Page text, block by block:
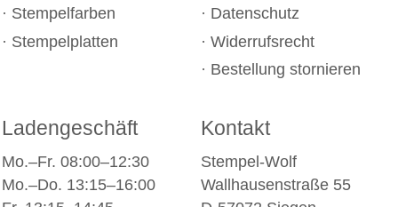
Stempelfarben
Stempelplatten
Datenschutz
Widerrufsrecht
Bestellung stornieren
Ladengeschäft
Mo.–Fr. 08:00–12:30
Mo.–Do. 13:15–16:00
Kontakt
Stempel-Wolf
Wallhausenstraße 55